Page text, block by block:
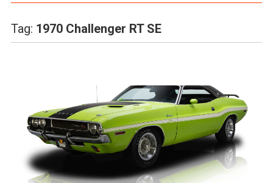
Tag: 1970 Challenger RT SE